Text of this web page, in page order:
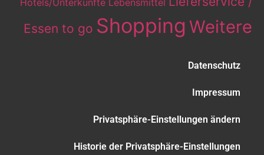
Essen to go Shopping Weitere
Datenschutz
Impressum
Privatsphäre-Einstellungen ändern
Historie der Privatsphäre-Einstellungen